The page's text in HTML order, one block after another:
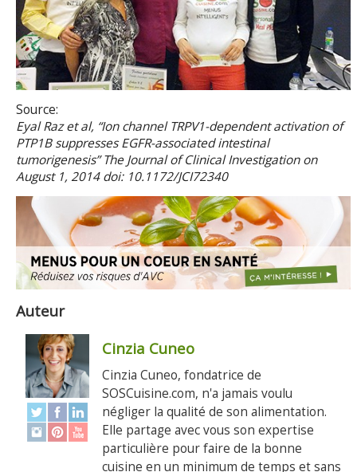
Source:
Eyal Raz et al, “Ion channel TRPV1-dependent activation of
PTP1B suppresses EGFR-associated intestinal
tumorigenesis” The Journal of Clinical Investigation on
August 1, 2014 doi: 10.1172/JCI72340
Auteur
Cinzia Cuneo
Cinzia Cuneo, fondatrice de
SOSCuisine.com, n'a jamais voulu
négliger la qualité de son alimentation.
Elle partage avec vous son expertise
particulière pour faire de la bonne
cuisine en un minimum de temps et sans